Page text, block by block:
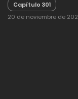
Capítulo 301
20 de noviembre de